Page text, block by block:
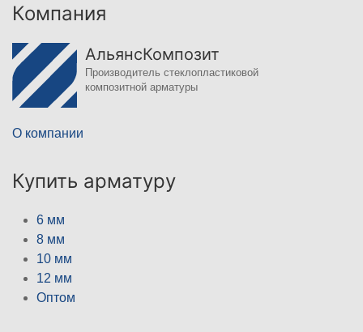
Компания
АльянсКомпозит
Производитель стеклопластиковой
композитной арматуры
О компании
Купить арматуру
6 мм
8 мм
10 мм
12 мм
Оптом